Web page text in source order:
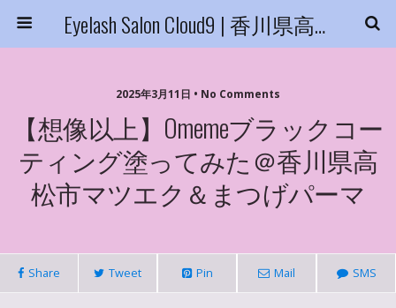
Eyelash Salon Cloud9 | 香川県高松市
2025年3月11日 • No Comments
【想像以上】Omemeブラックコー
ティング塗ってみた＠香川県高
松市マツエク＆まつげパーマ
Share Tweet Pin Mail SMS